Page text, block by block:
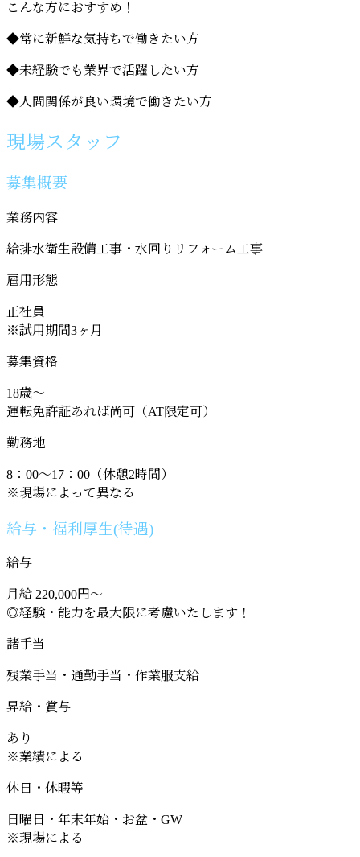
こんな方におすすめ！
◆常に新鮮な気持ちで働きたい方
◆未経験でも業界で活躍したい方
◆人間関係が良い環境で働きたい方
現場スタッフ
募集概要
業務内容
給排水衛生設備工事・水回りリフォーム工事
雇用形態
正社員
※試用期間3ヶ月
募集資格
18歳～
運転免許証あれば尚可（AT限定可）
勤務地
8：00～17：00（休憩2時間）
※現場によって異なる
給与・福利厚生(待遇)
給与
月給 220,000円～
◎経験・能力を最大限に考慮いたします！
諸手当
残業手当・通勤手当・作業服支給
昇給・賞与
あり
※業績による
休日・休暇等
日曜日・年末年始・お盆・GW
※現場による